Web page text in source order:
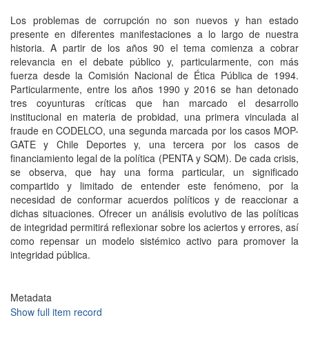
Los problemas de corrupción no son nuevos y han estado
presente en diferentes manifestaciones a lo largo de nuestra
historia. A partir de los años 90 el tema comienza a cobrar
relevancia en el debate público y, particularmente, con más
fuerza desde la Comisión Nacional de Ética Pública de 1994.
Particularmente, entre los años 1990 y 2016 se han detonado
tres coyunturas críticas que han marcado el desarrollo
institucional en materia de probidad, una primera vinculada al
fraude en CODELCO, una segunda marcada por los casos MOP-
GATE y Chile Deportes y, una tercera por los casos de
financiamiento legal de la política (PENTA y SQM). De cada crisis,
se observa, que hay una forma particular, un significado
compartido y limitado de entender este fenómeno, por la
necesidad de conformar acuerdos políticos y de reaccionar a
dichas situaciones. Ofrecer un análisis evolutivo de las políticas
de integridad permitirá reflexionar sobre los aciertos y errores, así
como repensar un modelo sistémico activo para promover la
integridad pública.
Metadata
Show full item record